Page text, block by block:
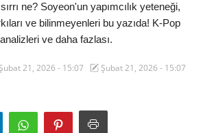
ne? Soyeon'un yapımcılık yeteneği,
ve bilinmeyenleri bu yazıda! K-Pop
ve daha fazlası.
Şubat 21, 2026 - 15:07
Şubat 21, 2026 - 15:07